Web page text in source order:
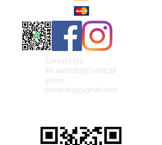
Contact Us
Tel.0972983563/08238
52602
miniteak99@gmail.com